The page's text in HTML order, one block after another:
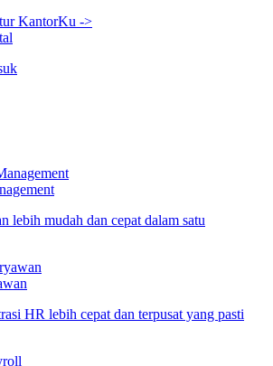
KantorKu ->
lebih mudah dan cepat dalam satu
HR lebih cepat dan terpusat yang pasti